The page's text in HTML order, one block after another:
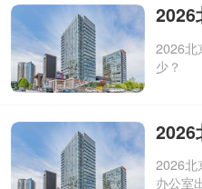
2026北
少？
2026北
办公室